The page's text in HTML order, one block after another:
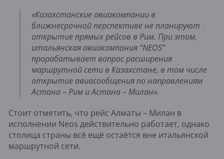
«Казахстанские авиакомпании в
ближнесрочной перспективе не планируют
открытие прямых рейсов в Рим. При этом,
итальянская авиакомпания “NEOS”
прорабатывает вопрос расширения
маршрутной сети в Казахстане, в том числе
открытие авиасообщения по направлениям
Астана – Рим и Астана – Милан».
Стоит отметить, что рейс Алматы – Милан в
исполнении Neos действительно работает, однако
столица страны всё ещё остаётся вне итальянской
маршрутной сети.